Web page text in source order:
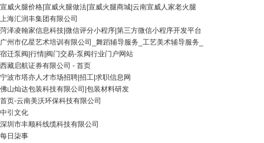
宣威火腿价格|宣威火腿做法|宣威火腿商城|云南宣威人家老火腿
上海汇润丰集团有限公司
菏泽凌翰家信息科技|微信评分小程序|第三方微信小程序开发平台
广州市亿星艺术培训有限公司_舞蹈辅导服务_工艺美术辅导服务_
宿迁泵阀|行情|阀门交易-泵阀行业门户网站
西藏启航证券有限公司 - 首页
宁波市塔亦人才市场招聘|招工|求职信息网
佛山灿达包装科技有限公司|包装材料研发
首页-云南美沃环保科技有限公司
中引文化
深圳市丰顺科线缆科技有限公司
每日柒事